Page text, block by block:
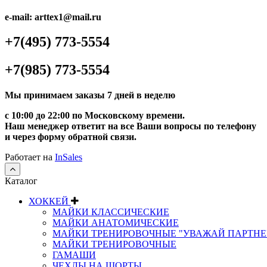
e-mail: arttex1@mail.ru
+7(495) 773-5554
+7(985) 773-5554
Мы принимаем заказы 7 дней в неделю
с 10:00 до 22:00 по Московскому времени.
Наш менеджер ответит на все Ваши вопросы по телефону
и через форму обратной связи.
Работает на InSales
Каталог
ХОККЕЙ
МАЙКИ КЛАССИЧЕСКИЕ
МАЙКИ АНАТОМИЧЕСКИЕ
МАЙКИ ТРЕНИРОВОЧНЫЕ "УВАЖАЙ
МАЙКИ ТРЕНИРОВОЧНЫЕ
ГАМАШИ